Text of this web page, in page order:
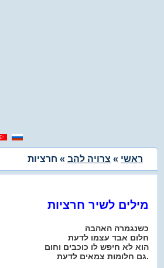
ראשי » צרויה להב » חרציות
מילים לשיר חרציות
כשנגמרה האהבה
חלום אבד עצמו לדעת
הוא לא חיפש לו כוכבים וחום
גם חלומות צמאים לדעת.